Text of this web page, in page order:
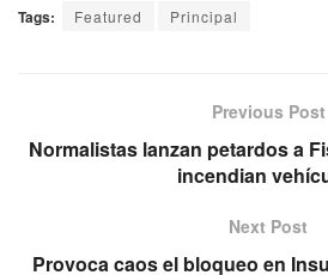
Tags: Featured Principal
Previous Post
Normalistas lanzan petardos a
incendian
Next Post
Provoca caos el bloqueo en